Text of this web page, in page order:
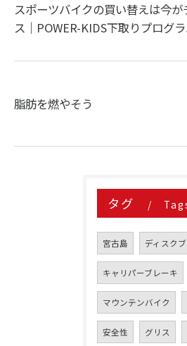
スポーツバイクの買い替えは今が
ス｜POWER-KIDS下取りプログ
脂肪を燃やそう
タグ
宮古島 ディスク
キャリパーブレーキ
マウンテンバイク
安全性 グリス